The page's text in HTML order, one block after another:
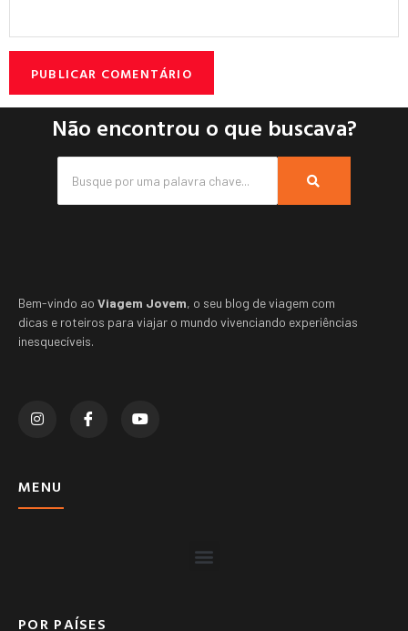
Não encontrou o que buscava?
Bem-vindo ao Viagem Jovem, o seu blog de viagem com
dicas e roteiros para viajar o mundo vivenciando experiências
inesquecíveis.
MENU
POR PAÍSES